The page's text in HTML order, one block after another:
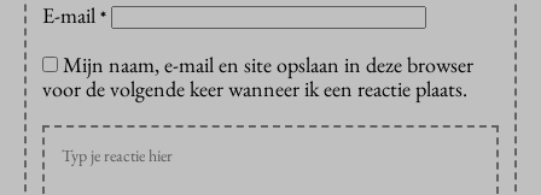
E-mail *
Mijn naam, e-mail en site opslaan in deze browser
voor de volgende keer wanneer ik een reactie plaats.